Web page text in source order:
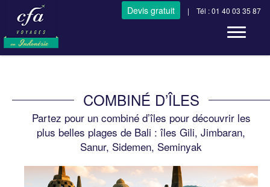
Devis gratuit | Tél : 01 40 03 35 87
Toggle
COMBINÉ D’ÎLES
Partez pour un combiné d’îles pour découvrir les
plus belles plages de Bali : îles Gili, Jimbaran,
Sanur, Sidemen, Seminyak